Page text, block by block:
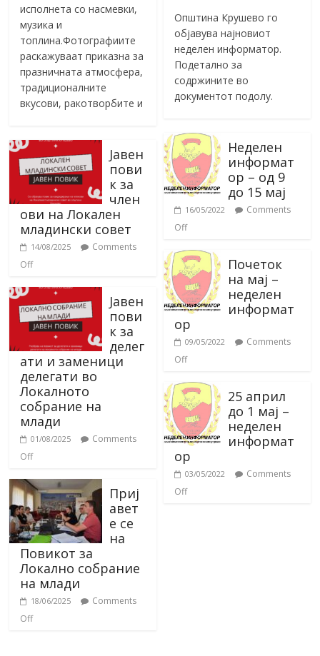
исполнета со насмевки,
музика и
топлина.Фотографиите
раскажуваат приказна за
празничната атмосфера,
традиционалните
вкусови, ракотворбите и
Јавен
пови
к за
член
ови на Локален
младински совет
14/08/2025
Comments
Off
Јавен
пови
к за
делег
ати и заменици
делегати во
Локалното
собрание на
млади
01/08/2025
Comments
Off
Приј
авет
е се
на
Повикот за
Локално собрание
на млади
18/06/2025
Comments
Off
Општина Крушево го
објавува најновиот
неделен информатор.
Подетално за
содржините во
документот подолу.
Неделен
информат
ор – од 9
до 15 мај
16/05/2022
Comments
Off
Почеток
на мај –
неделен
информат
ор
09/05/2022
Comments
Off
25 април
до 1 мај –
неделен
информат
ор
03/05/2022
Comments
Off